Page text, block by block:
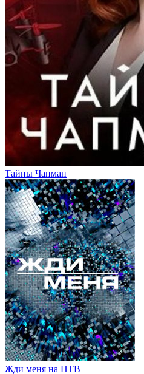
Тайны Чапман
Жди меня на НТВ